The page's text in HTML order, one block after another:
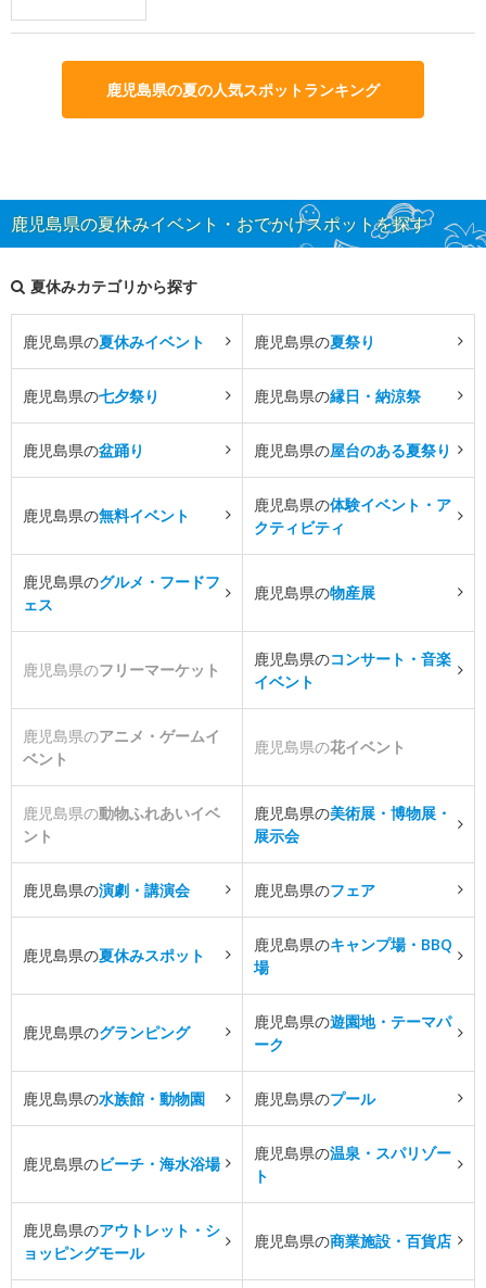
鹿児島県の夏の人気スポットランキング
鹿児島県の夏休みイベント・おでかけスポットを探す
夏休みカテゴリから探す
鹿児島県の夏休みイベント 鹿児島県の夏祭り
鹿児島県の七夕祭り 鹿児島県の縁日・納涼祭
鹿児島県の盆踊り 鹿児島県の屋台のある夏祭り
鹿児島県の無料イベント
鹿児島県の体験イベント・ア
クティビティ
鹿児島県のグルメ・フードフ
ェス
鹿児島県の物産展
鹿児島県のフリーマーケット
鹿児島県のコンサート・音楽
イベント
鹿児島県のアニメ・ゲームイ
ベント
鹿児島県の花イベント
鹿児島県の動物ふれあいイベ
ント
鹿児島県の美術展・博物展・
展示会
鹿児島県の演劇・講演会 鹿児島県のフェア
鹿児島県の夏休みスポット
鹿児島県のキャンプ場・BBQ
場
鹿児島県のグランピング
鹿児島県の遊園地・テーマパ
ーク
鹿児島県の水族館・動物園 鹿児島県のプール
鹿児島県のビーチ・海水浴場
鹿児島県の温泉・スパリゾー
ト
鹿児島県のアウトレット・シ
ョッピングモール
鹿児島県の商業施設・百貨店